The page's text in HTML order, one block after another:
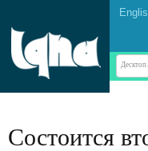
Состоится